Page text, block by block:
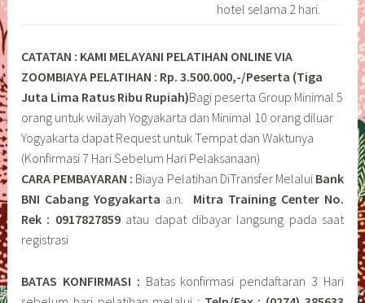
hotel selama 2 hari.
CATATAN : KAMI MELAYANI PELATIHAN ONLINE VIA
ZOOMBIAYA PELATIHAN : Rp. 3.500.000,-/Peserta (Tiga
Juta Lima Ratus Ribu Rupiah)Bagi peserta Group Minimal 5
orang untuk wilayah Yogyakarta dan Minimal 10 orang diluar
Yogyakarta dapat Request untuk Tempat dan Waktunya
(Konfirmasi 7 Hari Sebelum Hari Pelaksanaan)
CARA PEMBAYARAN : Biaya Pelatihan DiTransfer Melalui Bank
BNI Cabang Yogyakarta a.n. Mitra Training Center No.
Rek : 0917827859atau dapat dibayar langsung pada saat
registrasi
BATAS KONFIRMASI : Batas konfirmasi pendaftaran 3 Hari